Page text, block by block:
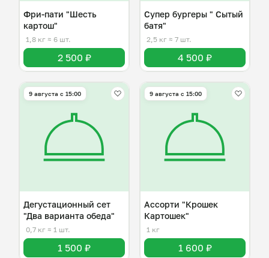
Фри-пати "Шесть
картош"
1,8 кг ≈ 6 шт.
2 500 ₽
Супер бургеры " Сытый
батя"
2,5 кг ≈ 7 шт.
4 500 ₽
9 августа с 15:00
Дегустационный сет
"Два варианта обеда"
0,7 кг ≈ 1 шт.
1 500 ₽
9 августа с 15:00
Ассорти "Крошек
Картошек"
1 кг
1 600 ₽